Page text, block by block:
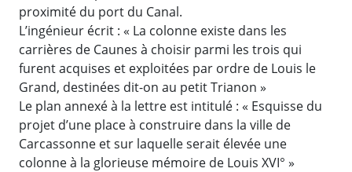
proximité du port du Canal.
L’ingénieur écrit : « La colonne existe dans les
carrières de Caunes à choisir parmi les trois qui
furent acquises et exploitées par ordre de Louis le
Grand, destinées dit-on au petit Trianon »
Le plan annexé à la lettre est intitulé : « Esquisse du
projet d’une place à construire dans la ville de
Carcassonne et sur laquelle serait élevée une
colonne à la glorieuse mémoire de Louis XVI° »